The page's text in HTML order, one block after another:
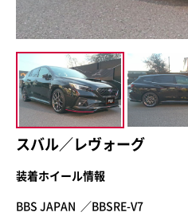
スバル／レヴォーグ
装着ホイール情報
BBS JAPAN ／BBSRE-V7